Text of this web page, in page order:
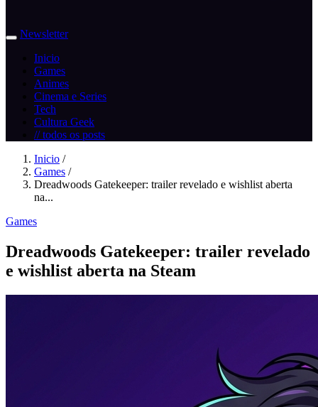
Newsletter
Inicio
Games
Animes
Cinema e Series
Tech
Cultura Geek
// todos os posts
Inicio /
Games /
Dreadwoods Gatekeeper: trailer revelado e wishlist aberta
na...
Games
Dreadwoods Gatekeeper: trailer revelado
e wishlist aberta na Steam